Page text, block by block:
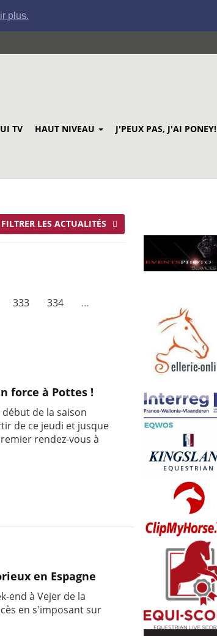
plus.
TV HAUT NIVEAU J'PEUX PAS, J'AI PONEY!
FILTRER LES ACTUALITÉS
333 334
…
force à Pottes !
de la saison
de ce jeudi et jusque
rendez-vous à
en Espagne
end à Vejer de la
en s'imposant sur